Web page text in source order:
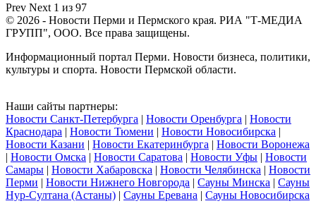
Prev Next 1 из 97
© 2026 - Новости Перми и Пермского края. РИА "Т-МЕДИА
ГРУПП", ООО. Все права защищены.
Информационный портал Перми. Новости бизнеса, политики,
культуры и спорта. Новости Пермской области.
Наши сайты партнеры:
Новости Санкт-Петербурга | Новости Оренбурга | Новости
Краснодара | Новости Тюмени | Новости Новосибирска |
Новости Казани | Новости Екатеринбурга | Новости Воронежа
| Новости Омска | Новости Саратова | Новости Уфы | Новости
Самары | Новости Хабаровска | Новости Челябинска | Новости
Перми | Новости Нижнего Новгорода | Сауны Минска | Сауны
Нур-Султана (Астаны) | Сауны Еревана | Сауны Новосибирска